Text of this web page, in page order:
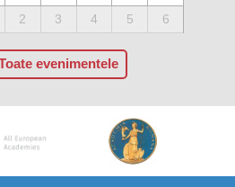
2 3 4 5 6
evenimentele